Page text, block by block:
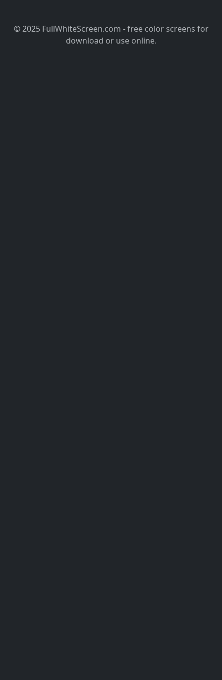
© 2025 FullWhiteScreen.com - free color screens for
download or use online.